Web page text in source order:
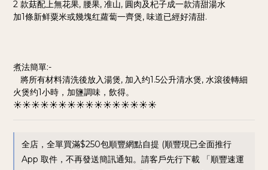
2 款菇配上無花果, 腰果, 准山, 圓肉及杞子成一款清甜湯水
加1條新鲜粟米或幾塊红蘿蔔一齊煲, 味道已經好清甜.
煮法簡單:-
火煲约1小時，加鹽調味，飲得。
☀️☀️☀️☀️☀️☀️☀️☀️☀️☀️☀️☀️☀️☀️☀️☀️
全店，全單買滿$250包順豐網點自提 (順豐現已全面推行
App 取件，不再發送簡訊通知。請客戶先行下載 「順豐速運